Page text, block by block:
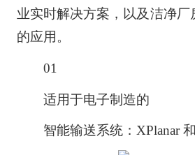
业实时解决方案，以及洁净厂
的应用。
01
适用于电子制造的
智能输送系统：XPlanar